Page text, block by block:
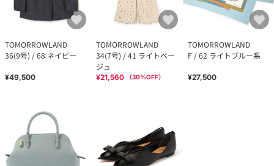
TOMORROWLAND
36(9号) / 68 ネイビー
¥49,500
TOMORROWLAND
34(7号) / 41 ライトベー
ジュ
¥21,560 （30%OFF）
TOMORROWLAND
F / 62 ライトブルー系
¥27,500